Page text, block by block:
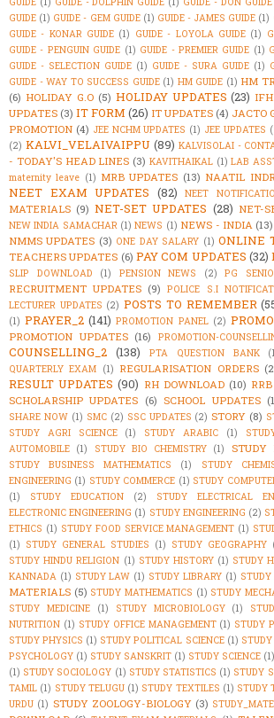
GUIDE (1) GUIDE - GEM GUIDE (1) GUIDE - JAMES GUIDE (1)
GUIDE - KONAR GUIDE (1) GUIDE - LOYOLA GUIDE (1)
GUIDE - PENGUIN GUIDE (1) GUIDE - PREMIER GUIDE (1)
GUIDE - SELECTION GUIDE (1) GUIDE - SURA GUIDE (1)
GUIDE - WAY TO SUCCESS GUIDE (1) HM GUIDE (1) HM
(6) HOLIDAY G.O (5) HOLIDAY UPDATES (23)
UPDATES (3) IT FORM (26) IT UPDATES (4) JACTO
PROMOTION (4) JEE NCHM UPDATES (1) JEE UPDATES
(2) KALVI_VELAIVAIPPU (89) KALVISOLAI -
- TODAY'S HEAD LINES (3) KAVITHAIKAL (1) LAB
maternity leave (1) MRB UPDATES (13) NAATIL
NEET EXAM UPDATES (82) NEET
MATERIALS (9) NET-SET UPDATES (28) NET-
NEW INDIA SAMACHAR (1) NEWS (1) NEWS - INDIA (13)
NMMS UPDATES (3) ONE DAY SALARY (1) ONLINE
TEACHERS UPDATES (6) PAY COM UPDATES (32)
SLIP DOWNLOAD
(1) PENSION NEWS (2) PG
RECRUITMENT UPDATES (9) POLICE S.I
LECTURER UPDATES (2) POSTS TO REMEMBER
(1) PRAYER_2 (141) PROMOTION PANEL (2)
PROMOTION UPDATES (16) PROMOTION-
COUNSELLING_2 (138) PTA QUESTION BANK
QUARTERLY EXAM (1) REGULARISATION ORDERS
RESULT UPDATES (90) RH DOWNLOAD (10) RRB
SCHOLARSHIP UPDATES (6) SCHOOL UPDATES
SHARE NOW (1) SMC (2) SSC UPDATES (2) STORY (8)
STUDY AGRI SCIENCE
(1) STUDY ARABIC (1)
AUTOMOBILE (1) STUDY BIO CHEMISTRY (1) STUDY
STUDY BUSINESS MATHEMATICS (1) STUDY
ENGINEERING (1) STUDY COMMERCE (1) STUDY
(1)
STUDY EDUCATION (2) STUDY ELECTRICAL
ELECTRONIC ENGINEERING (1) STUDY ENGINEERING (2)
ETHICS (1) STUDY FOOD SERVICE MANAGEMENT (1)
(1) STUDY GENERAL STUDIES (1) STUDY GEOGRAPHY
STUDY HINDU RELIGION (1) STUDY HISTORY (1) STUDY
KANNADA (1) STUDY LAW (1) STUDY LIBRARY (1)
MATERIALS (5) STUDY MATHEMATICS (1) STUDY
STUDY MEDICINE
(1) STUDY MICROBIOLOGY (1)
NUTRITION (1) STUDY OFFICE MANAGEMENT (1) STUDY
STUDY PHYSICS (1) STUDY POLITICAL SCIENCE (1)
PSYCHOLOGY (1) STUDY SANSKRIT (1) STUDY SCIENCE (1)
(1) STUDY SOCIOLOGY (1) STUDY STATISTICS (1) STUDY
TAMIL (1) STUDY TELUGU (1) STUDY TEXTILES (1) STUDY
URDU (1) STUDY ZOOLOGY-BIOLOGY (3)